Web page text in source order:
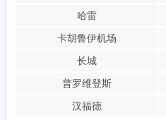
哈雷
卡胡鲁伊机场
长城
普罗维登斯
汉福德